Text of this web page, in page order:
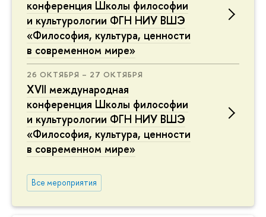
конференция Школы философии
и культурологии ФГН НИУ ВШЭ
«Философия, культура, ценности
в современном мире»
26 ОКТЯБРЯ – 27 ОКТЯБРЯ
XVII международная
конференция Школы философии
и культурологии ФГН НИУ ВШЭ
«Философия, культура, ценности
в современном мире»
Все мероприятия